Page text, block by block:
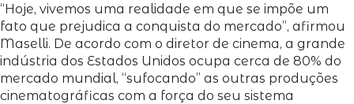
“Hoje, vivemos uma realidade em que se impõe um
fato que prejudica a conquista do mercado”, afirmou
Maselli. De acordo com o diretor de cinema, a grande
indústria dos Estados Unidos ocupa cerca de 80% do
mercado mundial, “sufocando” as outras produções
cinematográficas com a força do seu sistema